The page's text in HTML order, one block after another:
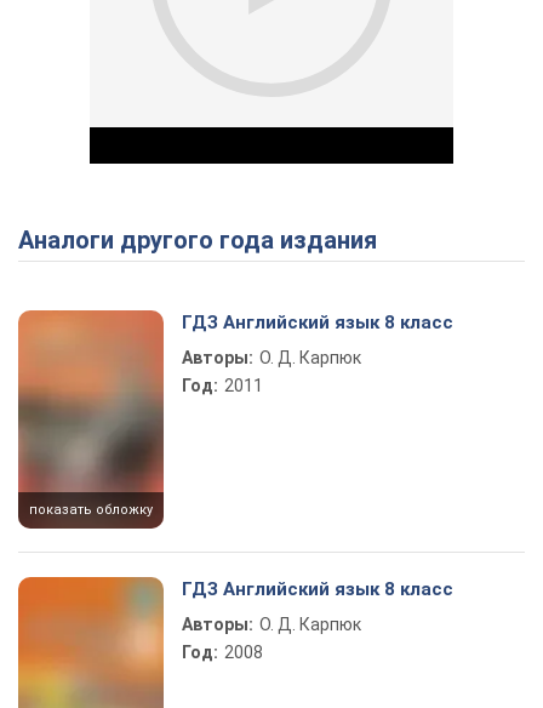
Play Video
Аналоги другого года издания
показать обложку
ГДЗ Английский язык 8 класс
Авторы: О. Д. Карпюк
Год: 2011
ГДЗ Английский язык 8 класс
Авторы: О. Д. Карпюк
Год: 2008